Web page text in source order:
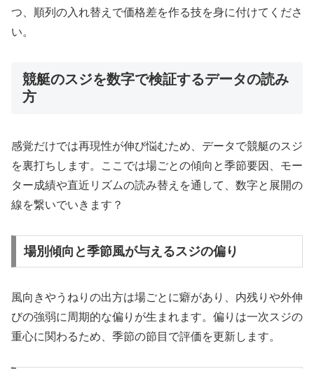
つ、順列の入れ替えで価格差を作る技を身に付けてくださ
い。
競艇のスジを数字で検証するデータの読み
方
感覚だけでは再現性が伸び悩むため、データで競艇のスジ
を裏打ちします。ここでは場ごとの傾向と季節要因、モー
ター成績や直近リズムの読み替えを通して、数字と展開の
線を繋いでいきます？
場別傾向と季節風が与えるスジの偏り
風向きやうねりの出方は場ごとに癖があり、内残りや外伸
びの強弱に周期的な偏りが生まれます。偏りは一次スジの
重心に関わるため、季節の節目で評価を更新します。